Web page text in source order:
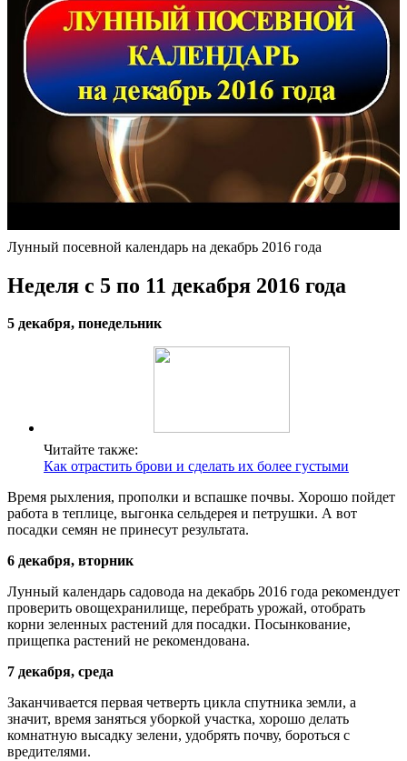
Лунный посевной календарь на декабрь 2016 года
Неделя с 5 по 11 декабря 2016 года
5 декабря, понедельник
Читайте также:
Как отрастить брови и сделать их более густыми
Время рыхления, прополки и вспашке почвы. Хорошо пойдет
работа в теплице, выгонка сельдерея и петрушки. А вот
посадки семян не принесут результата.
6 декабря, вторник
Лунный календарь садовода на декабрь 2016 года рекомендует
проверить овощехранилище, перебрать урожай, отобрать
корни зеленных растений для посадки. Посынкование,
прищепка растений не рекомендована.
7 декабря, среда
Заканчивается первая четверть цикла спутника земли, а
значит, время заняться уборкой участка, хорошо делать
комнатную высадку зелени, удобрять почву, бороться с
вредителями.